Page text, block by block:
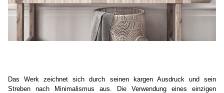
Das Werk zeichnet sich durch seinen kargen Ausdruck und sein
Streben nach Minimalismus aus. Die Verwendung eines einzigen